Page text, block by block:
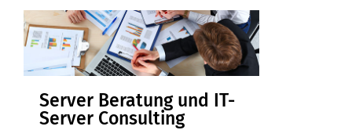
Server Beratung und IT-
Server Consulting